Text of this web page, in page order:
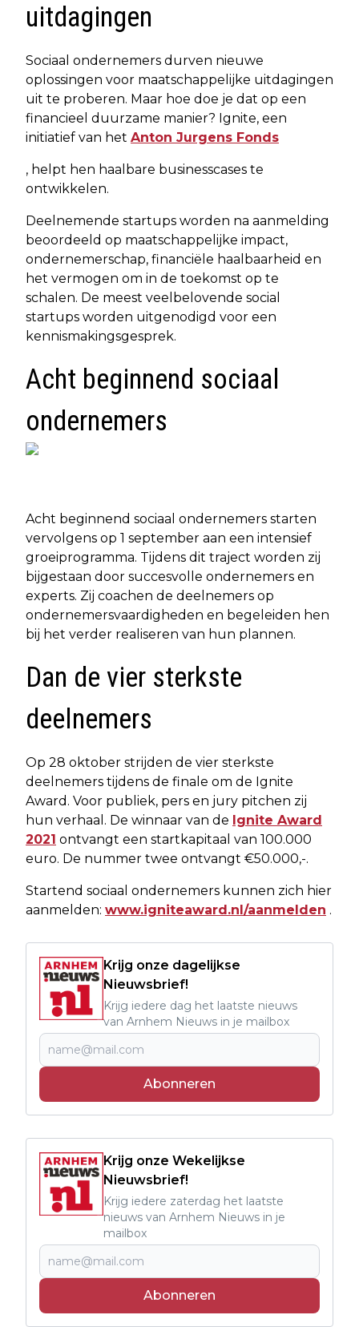
uitdagingen
Sociaal ondernemers durven nieuwe
oplossingen voor maatschappelijke uitdagingen
uit te proberen. Maar hoe doe je dat op een
financieel duurzame manier? Ignite, een
initiatief van het Anton Jurgens Fonds
, helpt hen haalbare businesscases te
ontwikkelen.
Deelnemende startups worden na aanmelding
beoordeeld op maatschappelijke impact,
ondernemerschap, financiële haalbaarheid en
het vermogen om in de toekomst op te
schalen. De meest veelbelovende social
startups worden uitgenodigd voor een
kennismakingsgesprek.
Acht beginnend sociaal
ondernemers
Acht beginnend sociaal ondernemers starten
vervolgens op 1 september aan een intensief
groeiprogramma. Tijdens dit traject worden zij
bijgestaan door succesvolle ondernemers en
experts. Zij coachen de deelnemers op
ondernemersvaardigheden en begeleiden hen
bij het verder realiseren van hun plannen.
Dan de vier sterkste
deelnemers
Op 28 oktober strijden de vier sterkste
deelnemers tijdens de finale om de Ignite
Award. Voor publiek, pers en jury pitchen zij
hun verhaal. De winnaar van de Ignite Award
2021 ontvangt een startkapitaal van 100.000
euro. De nummer twee ontvangt €50.000,-.
Startend sociaal ondernemers kunnen zich hier
aanmelden: www.igniteaward.nl/aanmelden .
Krijg onze dagelijkse
Nieuwsbrief!
Krijg iedere dag het laatste nieuws
van Arnhem Nieuws in je mailbox
Abonneren
Krijg onze Wekelijkse
Nieuwsbrief!
Krijg iedere zaterdag het laatste
nieuws van Arnhem Nieuws in je
mailbox
Abonneren